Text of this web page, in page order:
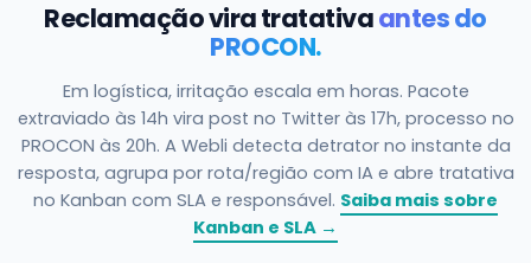
Reclamação vira tratativaantes do
PROCON.
Em logística, irritação escala em horas. Pacote
extraviado às 14h vira post no Twitter às 17h, processo no
PROCON às 20h. A Webli detecta detrator no instante da
resposta, agrupa por rota/região com IA e abre tratativa
no Kanban com SLA e responsável. Saiba mais sobre
Kanban e SLA →